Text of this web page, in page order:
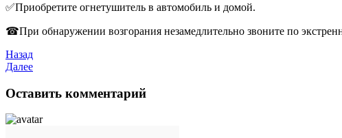
✅Приобретите огнетушитель в автомобиль и домой.
☎При обнаружении возгорания незамедлительно звоните по
Назад
Далее
Оставить комментарий